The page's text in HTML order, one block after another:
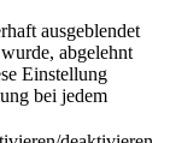
ausgeblendet
abgelehnt
Einstellung
bei jedem